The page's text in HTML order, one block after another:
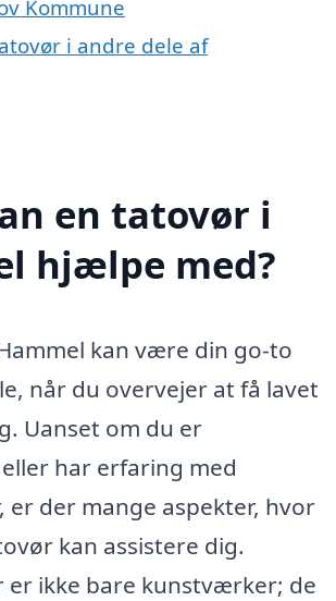
Kommune
i andre dele af
en tatovør i
hjælpe med?
kan være din go-to
når du overvejer at få lavet
Uanset om du er
har erfaring med
er der mange aspekter, hvor
kan assistere dig.
er ikke bare kunstværker; de